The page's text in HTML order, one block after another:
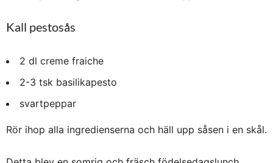
Kall pestosås
2 dl creme fraiche
2-3 tsk basilikapesto
svartpeppar
Rör ihop alla ingredienserna och häll upp såsen i en skål.